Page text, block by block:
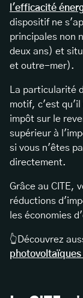
l'efficacité
dispositif ne
principales non
deux ans) et
et outre-mer).
La particularité
motif, c'est qu'il
impôt sur le
supérieur à
si vous n'êtes
directement.
Grâce au CITE,
réductions
les économies
👆Découvrez